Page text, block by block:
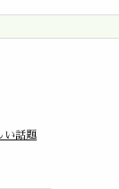
い話題